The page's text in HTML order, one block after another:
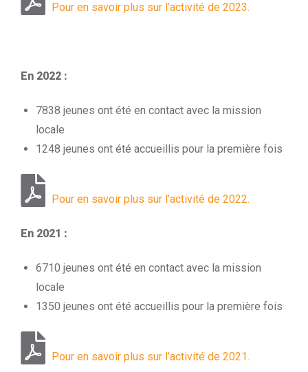
Pour en savoir plus sur l’activité de 2023.
En 2022 :
7838 jeunes ont été en contact avec la mission
locale
1248 jeunes ont été accueillis pour la première fois
Pour en savoir plus sur l’activité de 2022.
En 2021 :
6710 jeunes ont été en contact avec la mission
locale
1350 jeunes ont été accueillis pour la première fois
Pour en savoir plus sur l’activité de 2021.